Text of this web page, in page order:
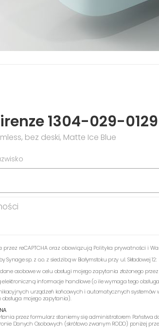
1304-029-0129
bez deski, Matte Ice Blue
reCAPTCHA oraz obowiązują Polityka prywatności i
sp. z o.o. z siedzibą w Białymstoku przy ul. Składowej 12:
osobowe w celu obsługi mojego zapytania złożonego
elektroniczną informacje handlowe (o ile wymaga tego
urządzeń końcowych i automatycznych
mojego zapytania).
przez formularz staniemy się administratorem Państwa
Danych Osobowych (skrótowo zwanym RODO) poniżej